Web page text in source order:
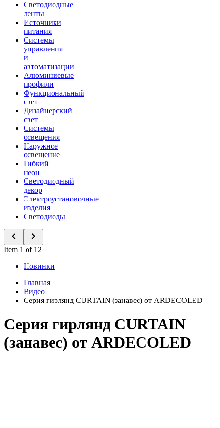
Светодиодные
ленты
Источники
питания
Системы
управления
и
автоматизации
Алюминиевые
профили
Функциональный
свет
Дизайнерский
свет
Системы
освещения
Наружное
освещение
Гибкий
неон
Светодиодный
декор
Электроустановочные
изделия
Светодиоды
Item 1 of 12
Новинки
Главная
Видео
Серия гирлянд CURTAIN (занавес) от ARDECOLED
Серия гирлянд CURTAIN
(занавес) от ARDECOLED